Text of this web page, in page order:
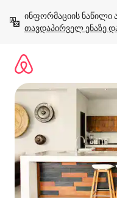
გადასვლა
თავდაპირველ ენაზე